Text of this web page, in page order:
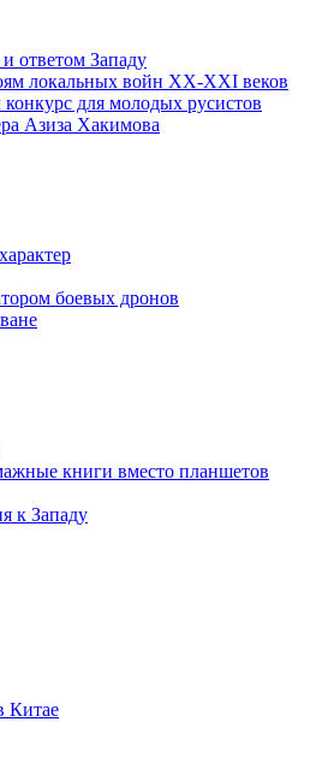
ответом Западу
локальных войн XX-XXI веков
для молодых русистов
Азиза Хакимова
боевых дронов
книги вместо планшетов
к Западу
Китае